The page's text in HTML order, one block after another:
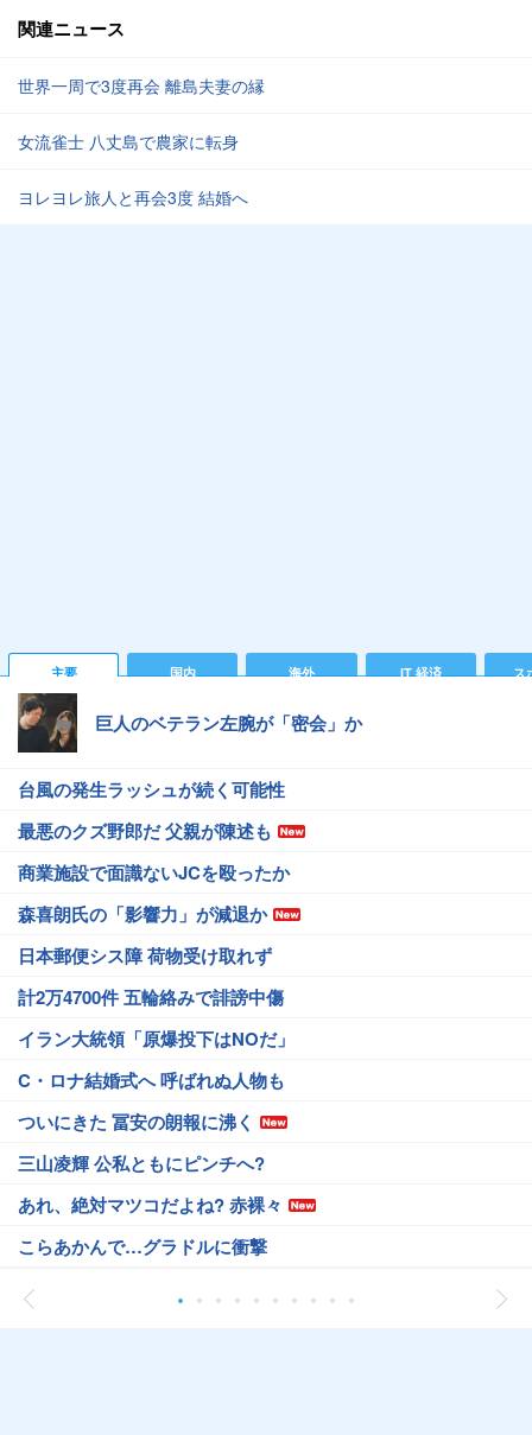
関連ニュース
世界一周で3度再会 離島夫妻の縁
女流雀士 八丈島で農家に転身
ヨレヨレ旅人と再会3度 結婚へ
主要 国内 海外 IT 経済 ス
巨人のベテラン左腕が「密会」か
台風の発生ラッシュが続く可能性
最悪のクズ野郎だ 父親が陳述も
商業施設で面識ないJCを殴ったか
森喜朗氏の「影響力」が減退か
日本郵便シス障 荷物受け取れず
計2万4700件 五輪絡みで誹謗中傷
イラン大統領「原爆投下はNOだ」
C・ロナ結婚式へ 呼ばれぬ人物も
ついにきた 冨安の朗報に沸く
三山凌輝 公私ともにピンチへ?
あれ、絶対マツコだよね? 赤裸々
こらあかんで…グラドルに衝撃